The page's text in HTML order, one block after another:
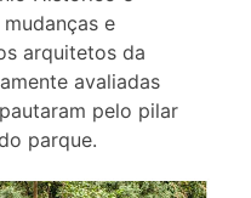
e
arquitetos da
avaliadas
pelo pilar
parque.